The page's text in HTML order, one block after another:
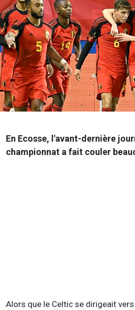
En Ecosse, l'avant-dernière
championnat a fait couler
Alors que le Celtic se dirigeait